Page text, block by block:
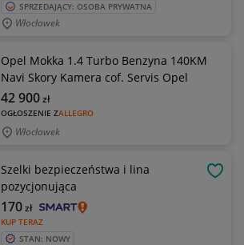
SPRZEDAJĄCY: OSOBA PRYWATNA
Włocławek
Opel Mokka 1.4 Turbo Benzyna 140KM
Navi Skory Kamera cof. Servis Opel
OGŁOSZENIE ZALLEGRO
42 900zł
Włocławek
Szelki bezpieczeństwa i lina
pozycjonująca
KUP TERAZ
170zł
STAN: NOWY